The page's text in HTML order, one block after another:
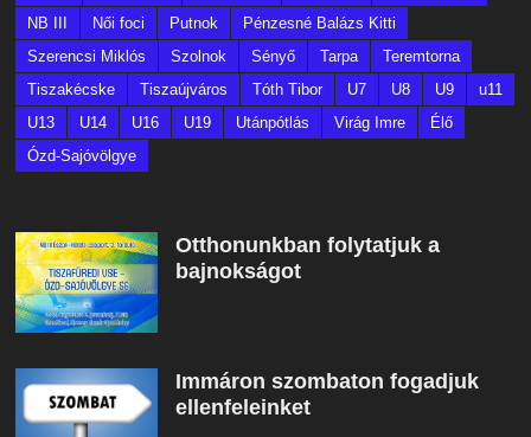
NB III
Női foci Putnok
Pénzesné Balázs Kitti
Szerencsi Miklós
Szolnok Sényő Tarpa
Teremtorna
Tiszakécske
Tiszaújváros Tóth Tibor U7 U8 U9
u11
U13
U14 U16 U19 Utánpótlás Virág Imre
Élő
Ózd-Sajóvölgye
Otthonunkban folytatjuk a
bajnokságot
Immáron szombaton fogadjuk
ellenfeleinket